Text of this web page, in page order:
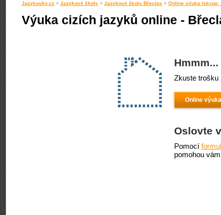
Jazykovky.cz > Jazykové školy > Jazykové školy Břeclav > Online výuka
Výuka cizích jazyků online -
Zkuste trošku
Online
Oslovte
Pomocí
pomohou